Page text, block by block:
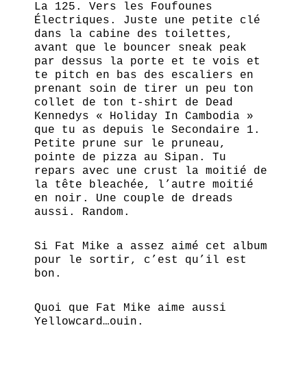
La 125. Vers les Foufounes
Électriques. Juste une petite clé
dans la cabine des toilettes,
avant que le bouncer sneak peak
par dessus la porte et te vois et
te pitch en bas des escaliers en
prenant soin de tirer un peu ton
collet de ton t-shirt de Dead
Kennedys « Holiday In Cambodia »
que tu as depuis le Secondaire 1.
Petite prune sur le pruneau,
pointe de pizza au Sipan. Tu
repars avec une crust la moitié de
la tête bleachée, l’autre moitié
en noir. Une couple de dreads
aussi. Random.
Si Fat Mike a assez aimé cet album
pour le sortir, c’est qu’il est
bon.
Quoi que Fat Mike aime aussi
Yellowcard…ouin.